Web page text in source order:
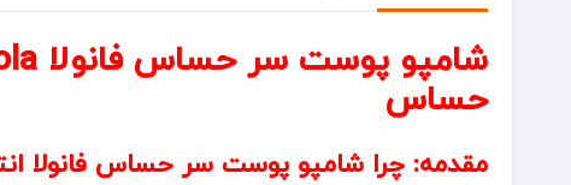
شامپو پوست سر حساسفانولا Fanola
حساس
مقدمه: چرا شامپو پوست سر حساس فانولا